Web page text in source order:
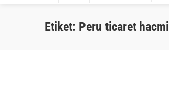
Etiket: Peru ticaret hacmi